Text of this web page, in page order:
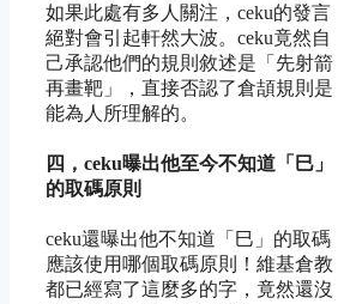
如果此處有多人關注，ceku的發言
絕對會引起軒然大波。ceku竟然自
己承認他們的規則敘述是「先射箭
再畫靶」，直接否認了倉頡規則是
能為人所理解的。
四，ceku曝出他至今不知道「巳」
的取碼原則
ceku還曝出他不知道「巳」的取碼
應該使用哪個取碼原則！維基倉教
都已經寫了這麼多的字，竟然還沒